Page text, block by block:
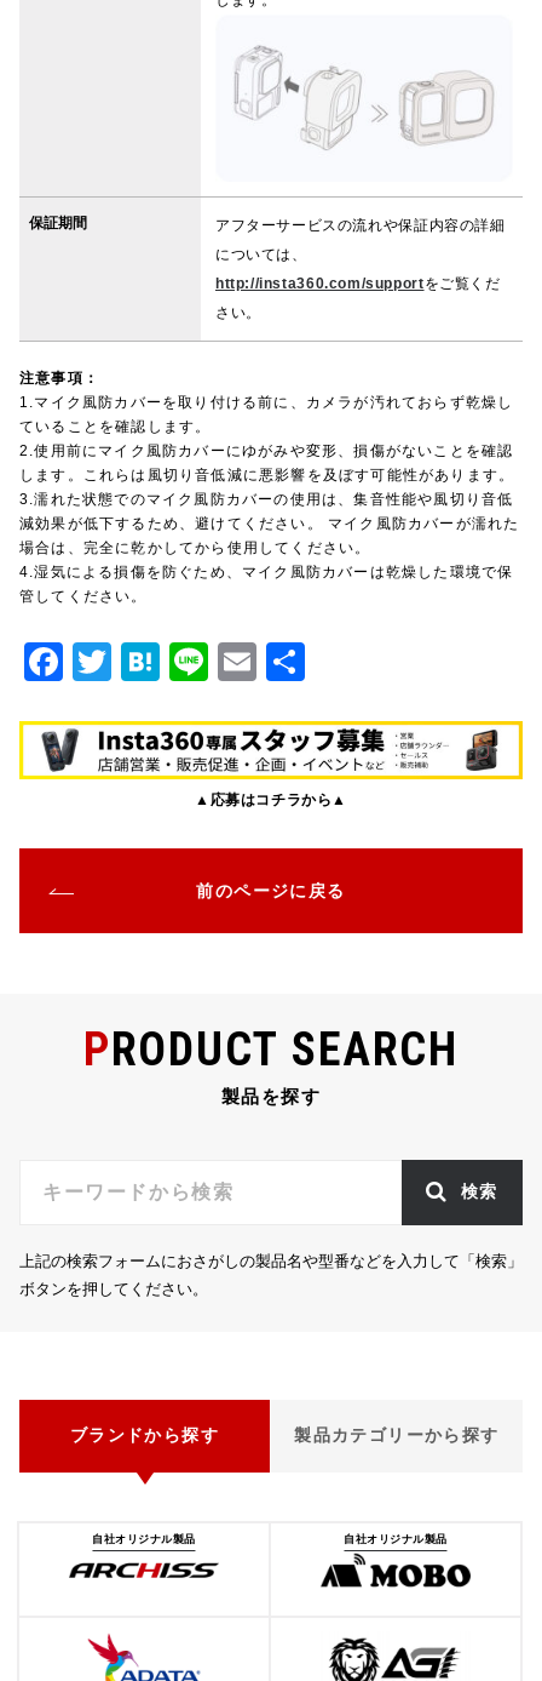
保証期間
アフターサービスの流れや保証内容の詳細
については、
http://insta360.com/supportをご覧くだ
さい。
注意事項：
1.マイク風防カバーを取り付ける前に、カメラが汚れておらず乾燥し
ていることを確認します。
2.使用前にマイク風防カバーにゆがみや変形、損傷がないことを確認
します。これらは風切り音低減に悪影響を及ぼす可能性があります。
3.濡れた状態でのマイク風防カバーの使用は、集音性能や風切り音低
減効果が低下するため、避けてください。 マイク風防カバーが濡れた
場合は、完全に乾かしてから使用してください。
4.湿気による損傷を防ぐため、マイク風防カバーは乾燥した環境で保
管してください。
F
c
e
o
o
k
T
it
te
H
e
n
Li
e
E
ai
l
▲応募はコチラから▲
前のページに戻る
PRODUCT SEARCH
製品を探す
検索
上記の検索フォームにおさがしの製品名や型番などを入力して「検索」
ボタンを押してください。
ブランドから探す 製品カテゴリーから探す
自社オリジナル製品 自社オリジナル製品